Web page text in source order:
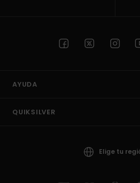
AYUDA
QUIKSILVER
Elige tu